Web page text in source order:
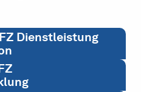
Dienstleistung